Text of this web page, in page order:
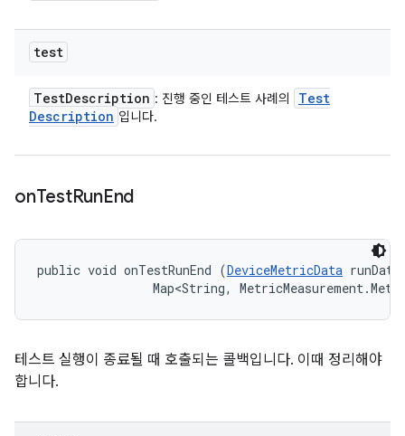
test
TestDescription : 진행 중인 테스트 사례의
Test
Description 입니다.
onTestRunEnd
public void onTestRunEnd (DeviceMetricData
Map<String,
테스트 실행이 종료될 때 호출되는 콜백입니다. 이때 정리해야
합니다.